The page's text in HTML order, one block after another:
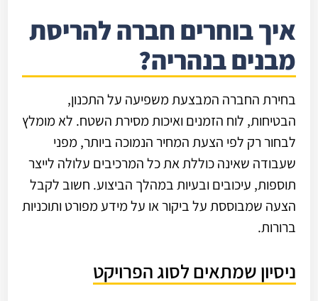
איך בוחרים חברה להריסת
מבנים בנהריה?
בחירת החברה המבצעת משפיעה על התכנון,
הבטיחות, לוח הזמנים ואיכות מסירת השטח. לא מומלץ
לבחור רק לפי הצעת המחיר הנמוכה ביותר, מפני
שעבודה שאינה כוללת את כל המרכיבים עלולה לייצר
תוספות, עיכובים ובעיות במהלך הביצוע. חשוב לקבל
הצעה שמבוססת על ביקור או על מידע מפורט ותוכניות
ברורות.
ניסיון שמתאים לסוג הפרויקט